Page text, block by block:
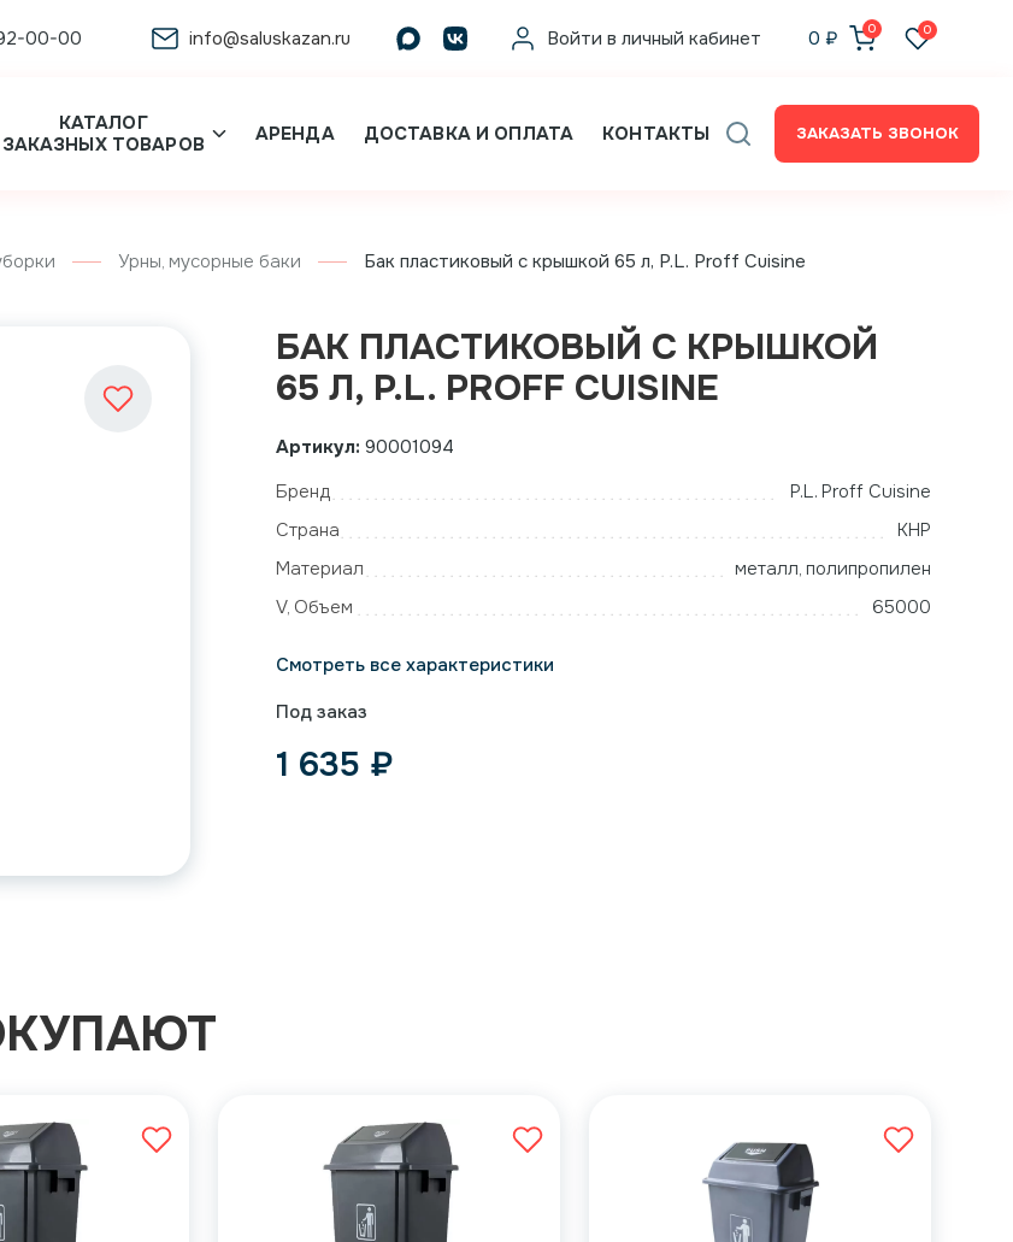
00-00 info@saluskazan.ru Войти в личный кабинет 0 ₽ 0 0
КАТАЛОГ
ЗАКАЗНЫХ ТОВАРОВ
АРЕНДА ДОСТАВКА И ОПЛАТА КОНТАКТЫ ЗАКАЗАТЬ ЗВОНОК
Урны, мусорные баки Бак пластиковый с крышкой 65 л, P.L. Proff Cuisine
БАК ПЛАСТИКОВЫЙ С КРЫШКОЙ
65 Л, P.L. PROFF CUISINE
Артикул: 90001094
Бренд
P.L. Proff Cuisine
Страна
КНР
Материал
металл, полипропилен
V, Объем
65000
Смотреть все характеристики
Под заказ
1 635 ₽